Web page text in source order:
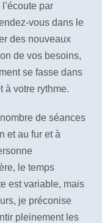
par
vous dans le
des nouveaux
de vos besoins,
se fasse dans
à votre rythme.
de séances
et au fur et à
le temps
est variable, mais
je préconise
pleinement les